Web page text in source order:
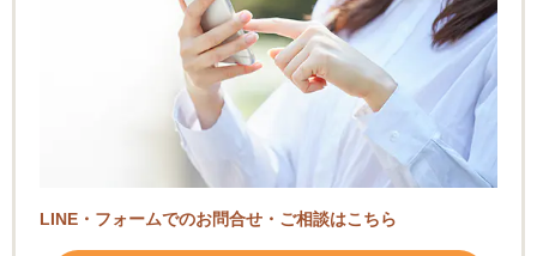
LINE・フォームでのお問合せ・ご相談はこちら